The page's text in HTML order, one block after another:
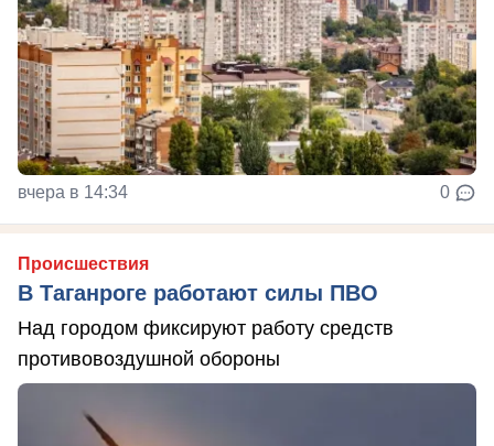
вчера в 14:34 0
Происшествия
В Таганроге работают силы ПВО
Над городом фиксируют работу средств
противовоздушной обороны